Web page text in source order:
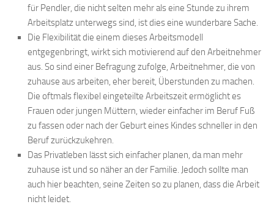
für Pendler, die nicht selten mehr als eine Stunde zu ihrem
Arbeitsplatz unterwegs sind, ist dies eine wunderbare Sache.
Die Flexibilität die einem dieses Arbeitsmodell
entgegenbringt, wirkt sich motivierend auf den Arbeitnehmer
aus. So sind einer Befragung zufolge, Arbeitnehmer, die von
zuhause aus arbeiten, eher bereit, Überstunden zu machen.
Die oftmals flexibel eingeteilte Arbeitszeit ermöglicht es
Frauen oder jungen Müttern, wieder einfacher im Beruf Fuß
zu fassen oder nach der Geburt eines Kindes schneller in den
Beruf zurückzukehren.
Das Privatleben lässt sich einfacher planen, da man mehr
zuhause ist und so näher an der Familie. Jedoch sollte man
auch hier beachten, seine Zeiten so zu planen, dass die Arbeit
nicht leidet.